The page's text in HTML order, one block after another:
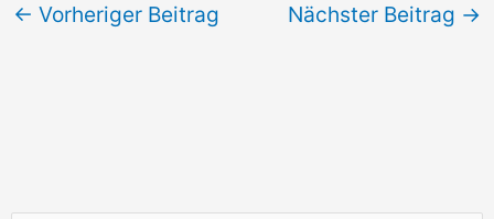
← Vorheriger Beitrag Nächster Beitrag →